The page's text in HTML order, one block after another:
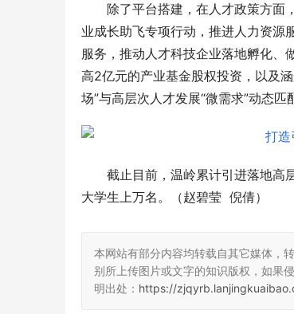
除了平台搭建，在人才政策方面
业成长助飞专项行动，推进人力资源
服务，推动人才科技企业落地孵化
高2亿元的产业基金股权投资，以及
场”与高层次人才发展“微需求”动态匹
截止目前，温岭累计引进落地高
大学生上万名。（赵碧莹  倪倩）
本网站有部分内容均转载自其它媒体，
别所上传图片或文字的知识版权，如果
明出处： https://
刻丝工艺，东方金艺｜君佩黄金杭州大厦
店，以匠心重释高奢黄金